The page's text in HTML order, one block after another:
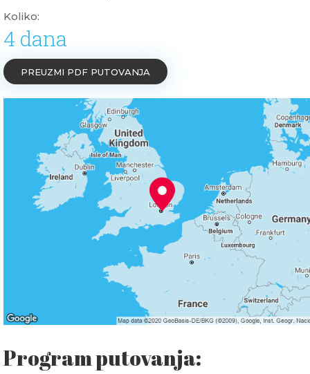
Koliko:
4 dana
PREUZMI PDF PUTOVANJA
Program putovanja: